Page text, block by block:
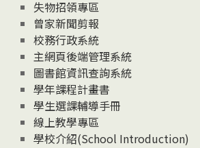
失物招領專區
曾家新聞剪報
校務行政系統
主網頁後端管理系統
圖書館資訊查詢系統
學年課程計畫書
學生選課輔導手冊
線上教學專區
學校介紹(School Introduction)